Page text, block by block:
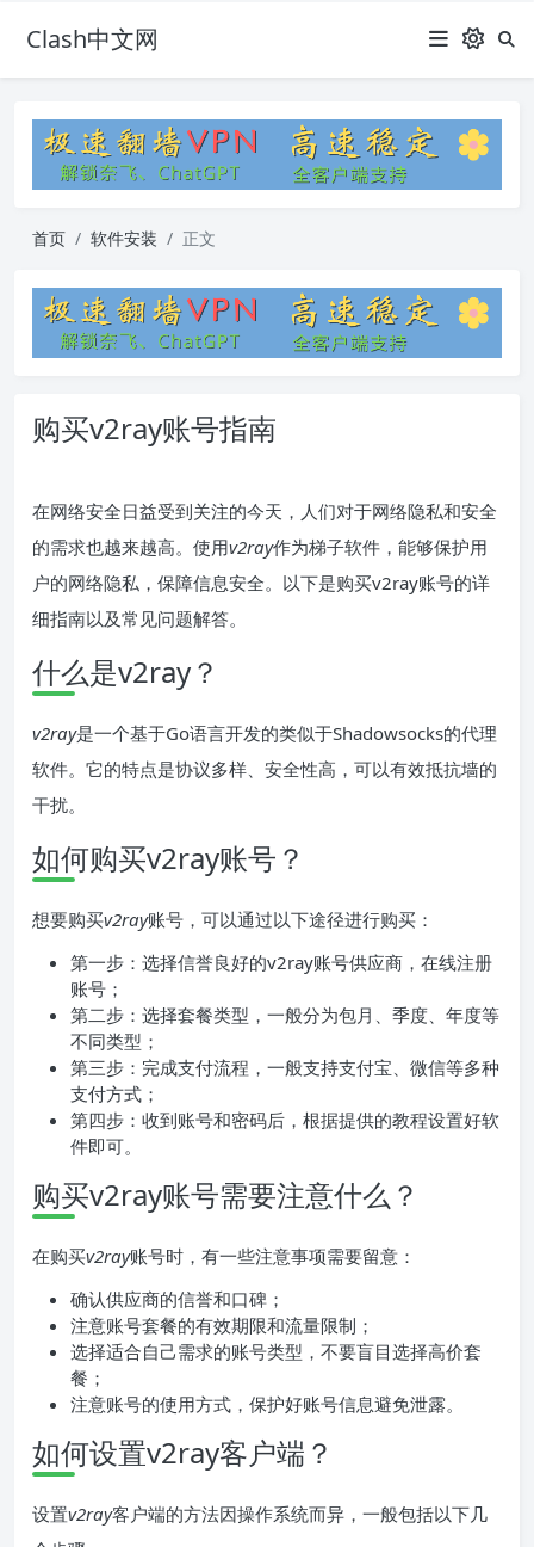
Clash中文网
首页 软件安装 正文
购买v2ray账号指南
在网络安全日益受到关注的今天，人们对于网络隐私和安全
的需求也越来越高。使用v2ray作为梯子软件，能够保护用
户的网络隐私，保障信息安全。以下是购买v2ray账号的详
细指南以及常见问题解答。
什么是v2ray？
v2ray是一个基于Go语言开发的类似于Shadowsocks的代理
软件。它的特点是协议多样、安全性高，可以有效抵抗墙的
干扰。
如何购买v2ray账号？
想要购买v2ray账号，可以通过以下途径进行购买：
第一步：选择信誉良好的v2ray账号供应商，在线注册
账号；
第二步：选择套餐类型，一般分为包月、季度、年度等
不同类型；
第三步：完成支付流程，一般支持支付宝、微信等多种
支付方式；
第四步：收到账号和密码后，根据提供的教程设置好软
件即可。
购买v2ray账号需要注意什么？
在购买v2ray账号时，有一些注意事项需要留意：
确认供应商的信誉和口碑；
注意账号套餐的有效期限和流量限制；
选择适合自己需求的账号类型，不要盲目选择高价套
餐；
注意账号的使用方式，保护好账号信息避免泄露。
如何设置v2ray客户端？
设置v2ray客户端的方法因操作系统而异，一般包括以下几